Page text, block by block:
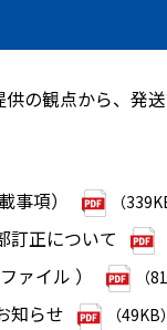
の観点から、発
項） （
訂正について
ァイル ） （
知らせ （49KB